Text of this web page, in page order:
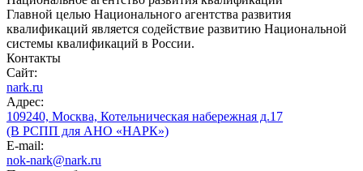
Главной целью Национального агентства развития
квалификаций является содействие развитию Национальной
системы квалификаций в России.
Контакты
Сайт:
nark.ru
Адрес:
109240, Москва, Котельническая набережная д.17
(В РСПП для АНО «НАРК»)
E-mail:
nok-nark@nark.ru